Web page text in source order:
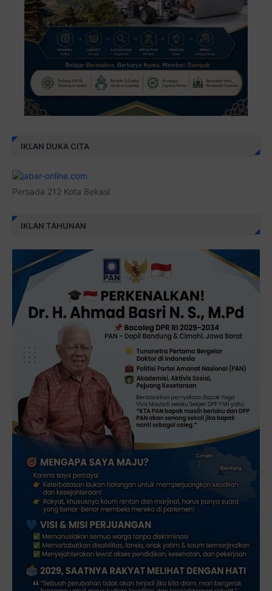
IKLAN DUKA CITA
Persada 212 Kota Bekasi
IKLAN TAHUNAN